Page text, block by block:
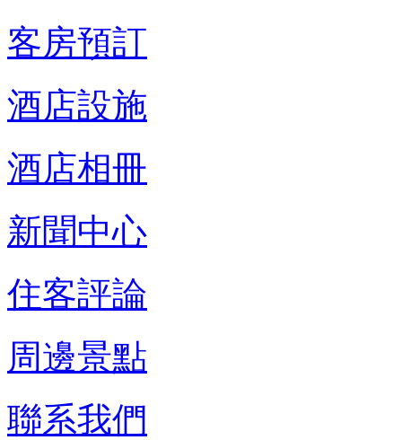
客房預訂
酒店設施
酒店相冊
新聞中心
住客評論
周邊景點
聯系我們